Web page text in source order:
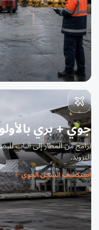
جوي + بري
برامج من المطار إلى الباب
التزويد.
استكشف الشحن الجوي